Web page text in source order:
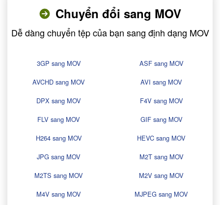
Chuyển đổi sang MOV
Dễ dàng chuyển tệp của bạn sang định dạng MOV
3GP sang MOV
ASF sang MOV
AVCHD sang MOV
AVI sang MOV
DPX sang MOV
F4V sang MOV
FLV sang MOV
GIF sang MOV
H264 sang MOV
HEVC sang MOV
JPG sang MOV
M2T sang MOV
M2TS sang MOV
M2V sang MOV
M4V sang MOV
MJPEG sang MOV